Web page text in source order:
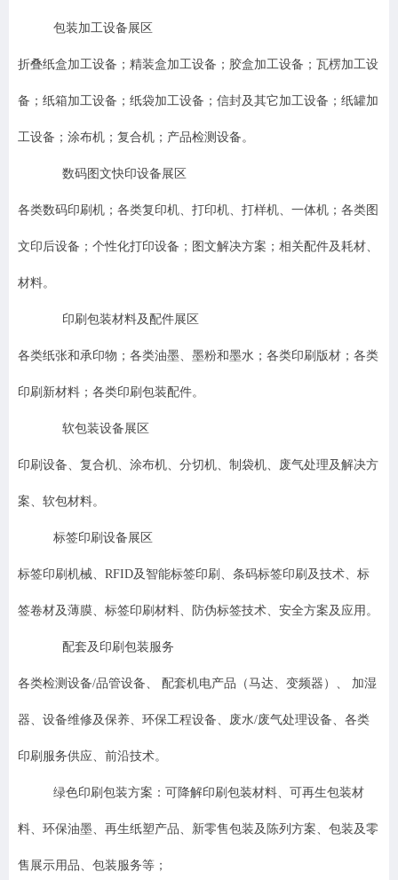
包装加工设备展区
折叠纸盒加工设备；精装盒加工设备；胶盒加工设备；瓦楞加工设
备；纸箱加工设备；纸袋加工设备；信封及其它加工设备；纸罐加
工设备；涂布机；复合机；产品检测设备。
数码图文快印设备展区
各类数码印刷机；各类复印机、打印机、打样机、一体机；各类图
文印后设备；个性化打印设备；图文解决方案；相关配件及耗材、
材料。
印刷包装材料及配件展区
各类纸张和承印物；各类油墨、墨粉和墨水；各类印刷版材；各类
印刷新材料；各类印刷包装配件。
软包装设备展区
印刷设备、复合机、涂布机、分切机、制袋机、废气处理及解决方
案、软包材料。
标签印刷设备展区
标签印刷机械、RFID及智能标签印刷、条码标签印刷及技术、标
签卷材及薄膜、标签印刷材料、防伪标签技术、安全方案及应用。
配套及印刷包装服务
各类检测设备/品管设备、 配套机电产品（马达、变频器）、 加湿
器、设备维修及保养、环保工程设备、废水/废气处理设备、各类
印刷服务供应、前沿技术。
绿色印刷包装方案：可降解印刷包装材料、可再生包装材
料、环保油墨、再生纸塑产品、新零售包装及陈列方案、包装及零
售展示用品、包装服务等；